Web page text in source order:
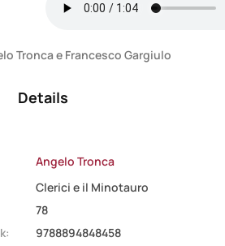
Tronca e Francesco Gargiulo
Details
Angelo Tronca
Clerici e il Minotauro
78
9788894848458